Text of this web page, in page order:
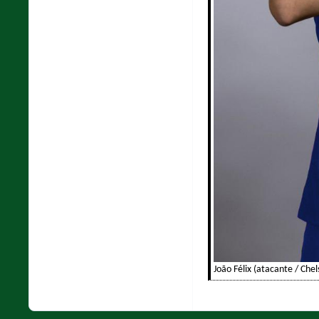
João Félix (atacante /